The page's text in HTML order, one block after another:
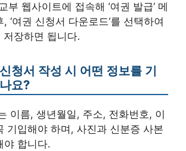
부 웹사이트에 접속해 ‘여권 발급’ 메
‘여권 신청서 다운로드’를 선택하여
저장하면 됩니다.
청서 작성 시 어떤 정보를 기
요?
이름, 생년월일, 주소, 전화번호, 이
기입해야 하며, 사진과 신분증 사본
야 합니다.